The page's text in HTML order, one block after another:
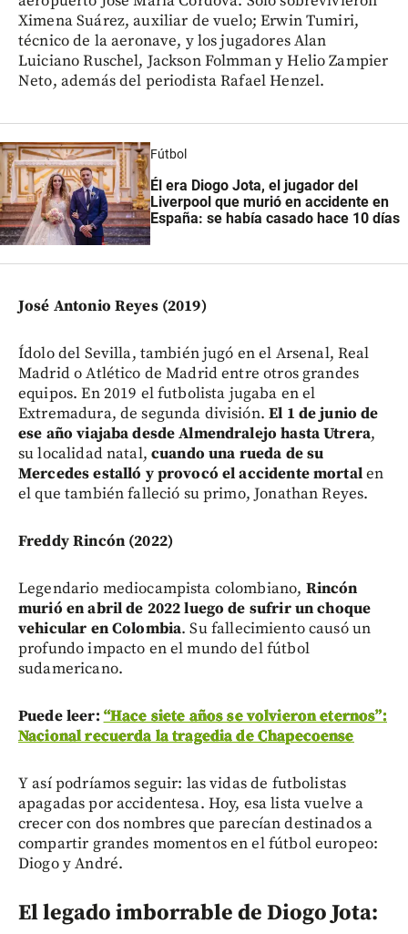
Ximena Suárez, auxiliar de vuelo; Erwin Tumiri,
técnico de la aeronave, y los jugadores Alan
Luiciano Ruschel, Jackson Folmman y Helio Zampier
Neto, además del periodista Rafael Henzel.
Fútbol
Él era Diogo Jota, el jugador del
Liverpool que murió en accidente en
España: se había casado hace 10 días
José Antonio Reyes (2019)
Ídolo del Sevilla, también jugó en el Arsenal, Real
Madrid o Atlético de Madrid entre otros grandes
equipos. En 2019 el futbolista jugaba en el
Extremadura, de segunda división.El 1 de junio de
ese año viajaba desde Almendralejo hasta Utrera,
su localidad natal, cuando una rueda de su
Mercedes estalló y provocó el accidente mortalen
el que también falleció su primo, Jonathan Reyes.
Freddy Rincón (2022)
Legendario mediocampista colombiano, Rincón
murió en abril de 2022 luego de sufrir un choque
vehicular en Colombia. Su fallecimiento causó un
profundo impacto en el mundo del fútbol
sudamericano.
Puede leer: “Hace siete años se volvieron eternos”:
Nacional recuerda la tragedia de Chapecoense
Y así podríamos seguir: las vidas de futbolistas
apagadas por accidentesa. Hoy, esa lista vuelve a
crecer con dos nombres que parecían destinados a
compartir grandes momentos en el fútbol europeo:
Diogo y André.
El legado imborrable de Diogo Jota: